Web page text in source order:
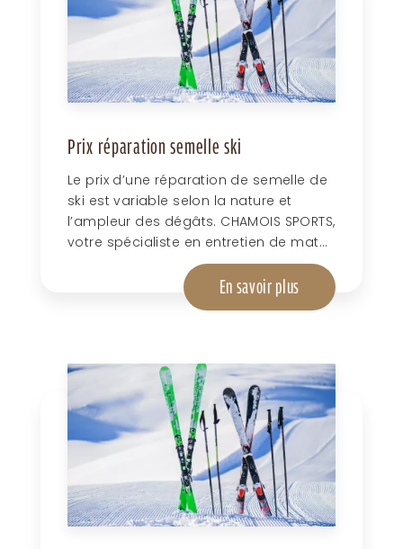
Prix réparation semelle ski
Le prix d’une réparation de semelle de
ski est variable selon la nature et
l’ampleur des dégâts. CHAMOIS SPORTS,
votre spécialiste en entretien de mat...
En savoir plus